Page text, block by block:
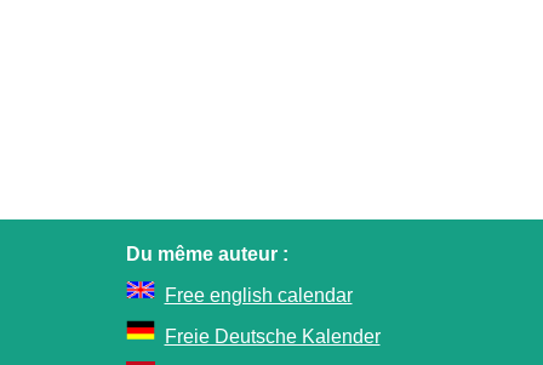
Du même auteur :
Free english calendar
Freie Deutsche Kalender